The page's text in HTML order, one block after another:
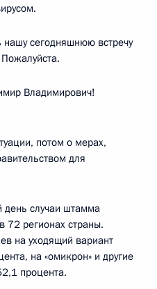
нашу сегодняшнюю встречу
Владимирович!
потом о мерах,
для
день случаи штамма
72 регионах страны.
на уходящий вариант
на «омикрон» и другие
процента.